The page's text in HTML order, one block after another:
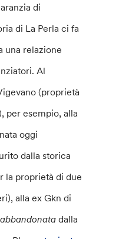
di
di La Perla ci fa
una relazione
Al
(proprietà
per esempio, alla
oggi
dalla storica
la proprietà di due
alla ex Gkn di
dalla